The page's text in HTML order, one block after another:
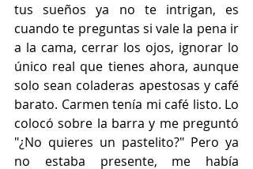
tus sueños ya no te intrigan, es
cuando te preguntas si vale la pena ir
a la cama, cerrar los ojos, ignorar lo
único real que tienes ahora, aunque
solo sean coladeras apestosas y café
barato. Carmen tenía mi café listo. Lo
colocó sobre la barra y me preguntó
"¿No quieres un pastelito?" Pero ya
no estaba presente, me había